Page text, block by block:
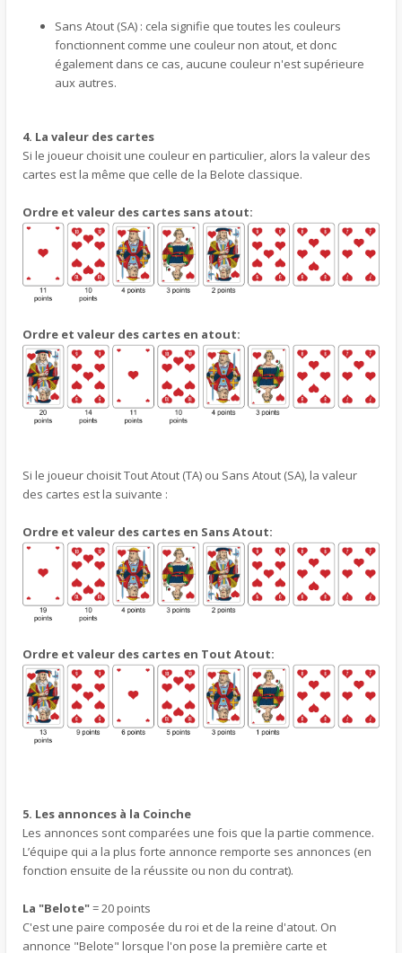
Sans Atout (SA) : cela signifie que toutes les couleurs
fonctionnent comme une couleur non atout, et donc
également dans ce cas, aucune couleur n'est supérieure
aux autres.
4. La valeur des cartes
Si le joueur choisit une couleur en particulier, alors la valeur des
cartes est la même que celle de la Belote classique.
Ordre et valeur des cartes sans atout:
Ordre et valeur des cartes en atout:
Si le joueur choisit Tout Atout (TA) ou Sans Atout (SA), la valeur
des cartes est la suivante :
Ordre et valeur des cartes en Sans Atout:
Ordre et valeur des cartes en Tout Atout:
5. Les annonces à la Coinche
Les annonces sont comparées une fois que la partie commence.
L’équipe qui a la plus forte annonce remporte ses annonces (en
fonction ensuite de la réussite ou non du contrat).
La "Belote"= 20 points
C'est une paire composée du roi et de la reine d'atout. On
annonce "Belote" lorsque l'on pose la première carte et